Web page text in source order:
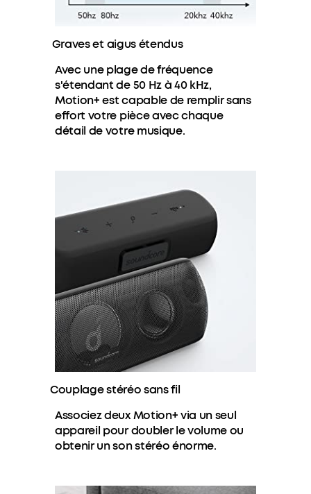
Graves et aigus étendus
Avec une plage de fréquence
s'étendant de 50 Hz à 40 kHz,
Motion+ est capable de remplir sans
effort votre pièce avec chaque
détail de votre musique.
Couplage stéréo sans fil
Associez deux Motion+ via un seul
appareil pour doubler le volume ou
obtenir un son stéréo énorme.